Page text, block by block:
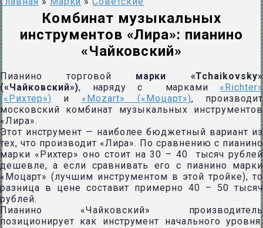
Комбинат музыкальных
инструментов «Лира»: пианино
«Чайковский»
Пианино торговой марки «Tchaikovsky»
(«Чайковский»), наряду с марками «Richter»
(«Рихтер») и «Mozart» («Моцарт»), производит
московский комбинат музыкальных инструментов
«Лира».
Этот инструмент — наиболее бюджетный вариант из
тех, что производит «Лира». По сравнению с пианино
марки «Рихтер» оно стоит на 30 – 40 тысяч рублей
дешевле, а если сравнивать его с пианино марки
«Моцарт» (лучшим инструментом в этой тройке), то
разница в цене составит примерно 40 – 50 тысяч
рублей.
Пианино «Чайковский» производитель
позиционирует как инструмент начального уровня.